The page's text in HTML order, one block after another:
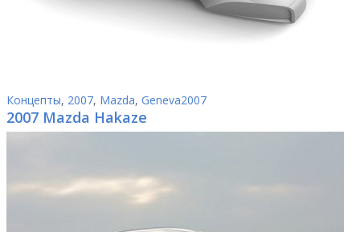
Концепты, 2007, Mazda, Geneva2007
2007 Mazda Hakaze